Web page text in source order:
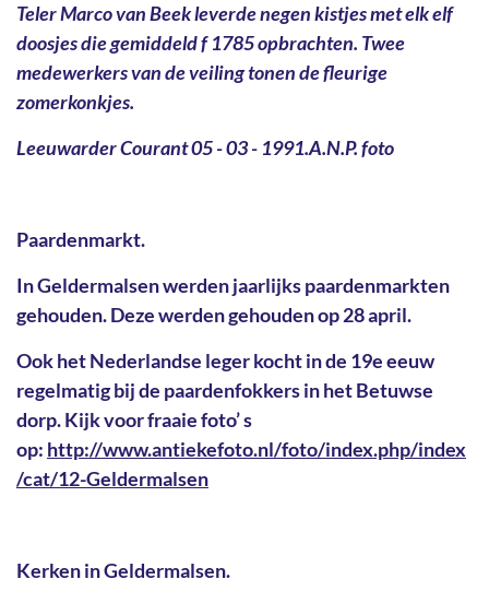
Teler Marco van Beek leverde negen kistjes met elk elf
doosjes die gemiddeld f 1785 opbrachten. Twee
medewerkers van de veiling tonen de fleurige
zomerkonkjes.
Leeuwarder Courant 05 - 03 - 1991.A.N.P. foto
Paardenmarkt.
In Geldermalsen werden jaarlijks paardenmarkten
gehouden. Deze werden gehouden op 28 april.
Ook het Nederlandse leger kocht in de 19e eeuw
regelmatig bij de paardenfokkers in het Betuwse
dorp. Kijk voor fraaie foto’ s
op: http://www.antiekefoto.nl/foto/index.php/index
/cat/12-Geldermalsen
Kerken in Geldermalsen.